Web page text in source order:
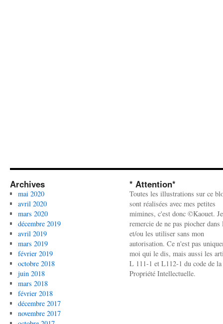
Archives
mai 2020
avril 2020
mars 2020
décembre 2019
avril 2019
mars 2019
février 2019
octobre 2018
juin 2018
mars 2018
février 2018
décembre 2017
novembre 2017
* Attention*
Toutes les illustrations sur ce
sont réalisées avec mes petites
mimines, c'est donc ©Kaouet.
remercie de ne pas piocher dans
et/ou les utiliser sans mon
autorisation. Ce n'est pas
moi qui le dis, mais aussi les
L 111-1 et L112-1 du code de la
Propriété Intellectuelle.